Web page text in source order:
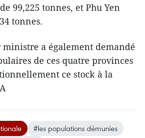
99,225 tonnes, et Phu Yen
tonnes.
a également demandé
de ces quatre provinces
ce stock à la
#les populations démunies